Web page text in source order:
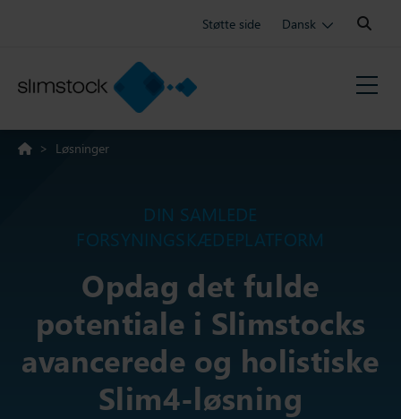
Støtte side Dansk
Search:
> Løsninger
DIN SAMLEDE
FORSYNINGSKÆDEPLATFORM
Opdag det fulde
potentiale i Slimstocks
avancerede og holistiske
Slim4-løsning